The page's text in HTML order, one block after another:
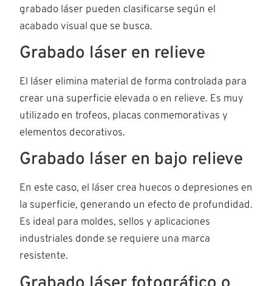
grabado láser pueden clasificarse según el
acabado visual que se busca.
Grabado láser en relieve
El láser elimina material de forma controlada para
crear una superficie elevada o en relieve. Es muy
utilizado en trofeos, placas conmemorativas y
elementos decorativos.
Grabado láser en bajo relieve
En este caso, el láser crea huecos o depresiones en
la superficie, generando un efecto de profundidad.
Es ideal para moldes, sellos y aplicaciones
industriales donde se requiere una marca
resistente.